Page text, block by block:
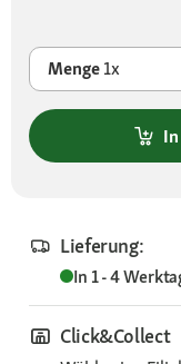
Menge1x
Lieferung:
In 1 - 4
Click&Collect